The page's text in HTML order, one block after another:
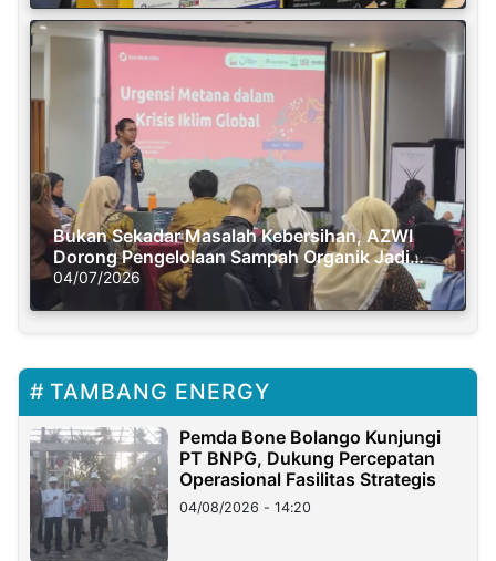
Bukan Sekadar Masalah Kebersihan, AZWI
Dorong Pengelolaan Sampah Organik Jadi
Solusi Krisis Iklim
04/07/2026
TAMBANG ENERGY
Pemda Bone Bolango Kunjungi
PT BNPG, Dukung Percepatan
Operasional Fasilitas Strategis
04/08/2026 - 14:20